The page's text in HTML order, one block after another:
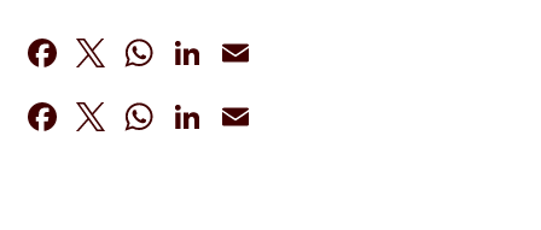
Facebook
Twitter
WhatsApp
LinkedIn
Facebook
Twitter
WhatsApp
LinkedIn